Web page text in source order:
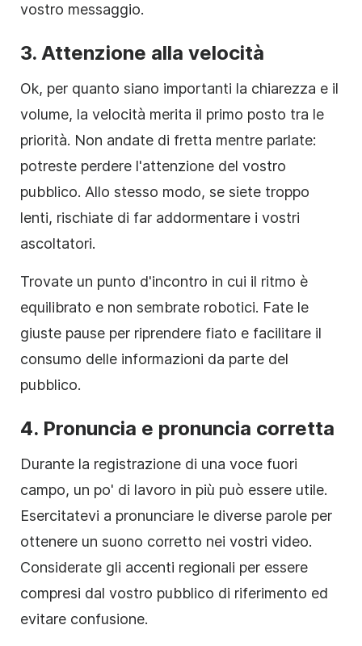
vostro messaggio.
3. Attenzione alla velocità
Ok, per quanto siano importanti la chiarezza e il
volume, la velocità merita il primo posto tra le
priorità. Non andate di fretta mentre parlate:
potreste perdere l'attenzione del vostro
pubblico. Allo stesso modo, se siete troppo
lenti, rischiate di far addormentare i vostri
ascoltatori.
Trovate un punto d'incontro in cui il ritmo è
equilibrato e non sembrate robotici. Fate le
giuste pause per riprendere fiato e facilitare il
consumo delle informazioni da parte del
pubblico.
4. Pronuncia e pronuncia corretta
Durante la registrazione di una voce fuori
campo, un po' di lavoro in più può essere utile.
Esercitatevi a pronunciare le diverse parole per
ottenere un suono corretto nei vostri video.
Considerate gli accenti regionali per essere
compresi dal vostro pubblico di riferimento ed
evitare confusione.